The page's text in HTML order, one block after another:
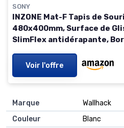
SONY
INZONE Mat-F Tapis de
480x400mm, Surface de
SlimFlex antidérapante,
INZONE Tapis de souris 6 mm
Voir l'offre
Marque
Wallhack
Couleur
Blanc